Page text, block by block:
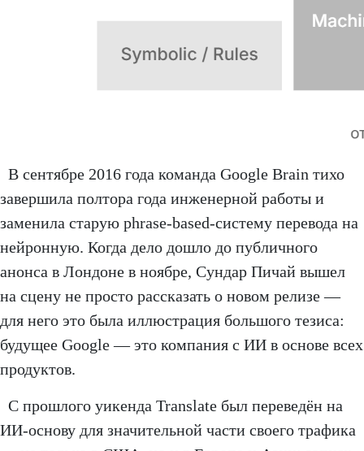
В сентябре 2016 года команда Google Brain тихо
завершила полтора года инженерной работы и
заменила старую phrase-based-систему перевода на
нейронную. Когда дело дошло до публичного
анонса в Лондоне в ноябре, Сундар Пичай вышел
на сцену не просто рассказать о новом релизе —
для него это была иллюстрация большого тезиса:
будущее Google — это компания с ИИ в основе всех
продуктов.
С прошлого уикенда Translate был переведён на
ИИ-основу для значительной части своего трафика